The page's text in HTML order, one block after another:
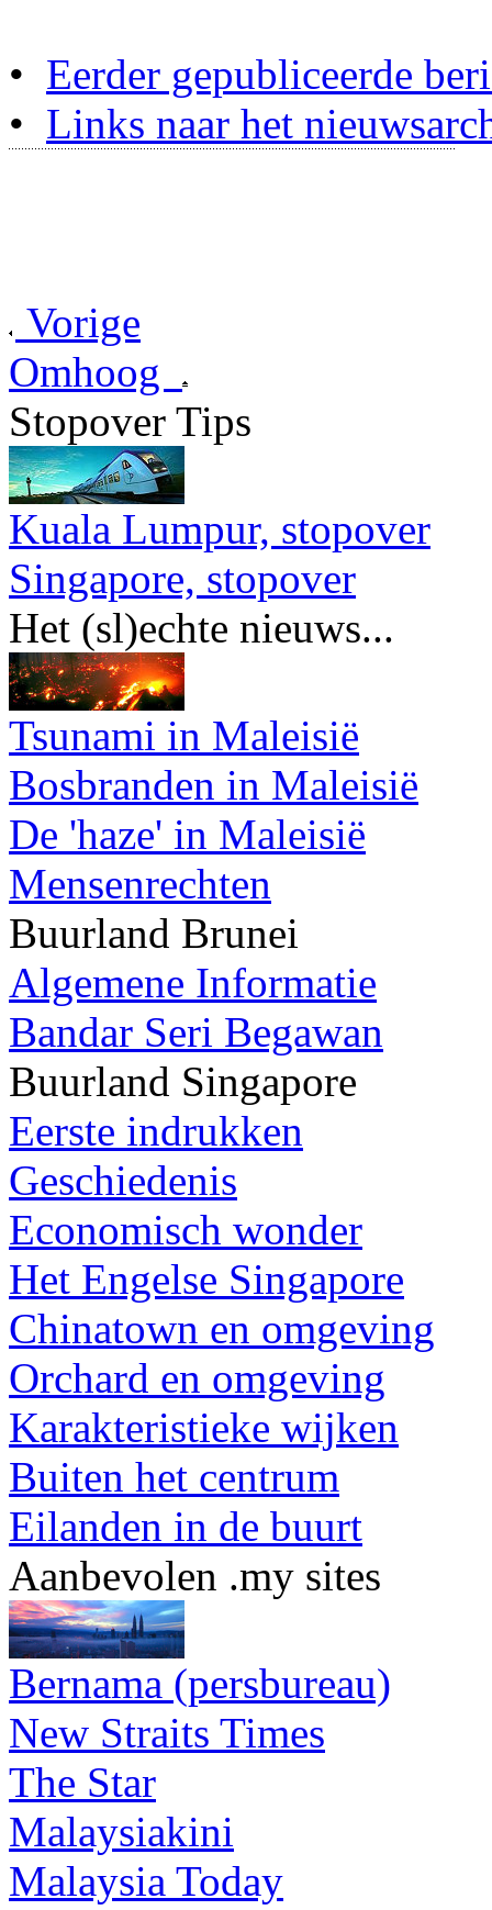
• Eerder gepubliceerde
• Links naar het
Vorige
Omhoog
Stopover Tips
Kuala Lumpur, stopover
Singapore, stopover
Het (sl)echte nieuws...
Tsunami in Maleisië
Bosbranden in Maleisië
De 'haze' in Maleisië
Mensenrechten
Buurland Brunei
Algemene Informatie
Bandar Seri Begawan
Buurland Singapore
Eerste indrukken
Geschiedenis
Economisch wonder
Het Engelse Singapore
Chinatown en omgeving
Orchard en omgeving
Karakteristieke wijken
Buiten het centrum
Eilanden in de buurt
Aanbevolen .my sites
Bernama (persbureau)
New Straits Times
The Star
Malaysiakini
Malaysia Today